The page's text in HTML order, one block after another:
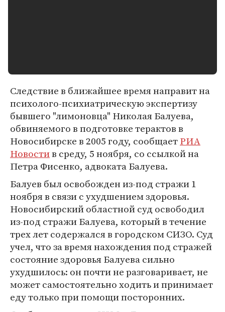
Следствие в ближайшее время направит на
психолого-психиатрическую экспертизу
бывшего "лимоновца" Николая Балуева,
обвиняемого в подготовке терактов в
Новосибирске в 2005 году, сообщаетРИА
Новостив среду, 5 ноября, со ссылкой на
Петра Фисенко, адвоката Балуева.
Балуев был освобожден из-под стражи 1
ноября в связи с ухудшением здоровья.
Новосибирский областной суд освободил
из-под стражи Балуева, который в течение
трех лет содержался в городском СИЗО. Суд
учел, что за время нахождения под стражей
состояние здоровья Балуева сильно
ухудшилось: он почти не разговаривает, не
может самостоятельно ходить и принимает
еду только при помощи посторонних.